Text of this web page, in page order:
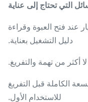
التي تحتاج إلى عناية
عند فتح العبوة وقراءة
دليل التشغيل بعناية.
الكاملة قبل التفريغ
للاستخدام الأول.